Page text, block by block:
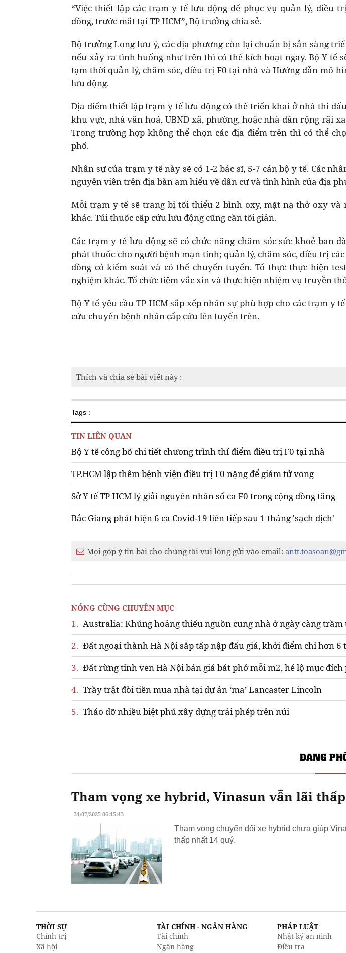
“Việc thiết lập các trạm y tế lưu động để phục vụ quản lý, điều
đồng, trước mắt tại TP HCM”, Bộ trưởng chia sẻ.
Bộ trưởng Long lưu ý, các địa phương còn lại chuẩn bị sẵn sàng
nếu xảy ra tình huống như trên thì có thể kích hoạt ngay. Bộ Y tế
tạm thời quản lý, chăm sóc, điều trị F0 tại nhà và Hướng dẫn mô
lưu động.
Địa điểm thiết lập trạm y tế lưu động có thể triển khai ở nhà thi
khu vực, nhà văn hoá, UBND xã, phường, hoặc nhà dân rộng rãi
Trong trường hợp không thể chọn các địa điểm trên thì có thể
phố.
Nhân sự của trạm y tế này sẽ có 1-2 bác sĩ, 5-7 cán bộ y tế. Các
nguyên viên trên địa bàn am hiểu về dân cư và tình hình của địa
Mỗi trạm y tế sẽ trang bị tối thiểu 2 bình oxy, mặt nạ thở oxy và
khác. Túi thuốc cấp cứu lưu động cũng cần tối giản.
Các trạm y tế lưu động sẽ có chức năng chăm sóc sức khoẻ ban
phát thuốc cho người bệnh mạn tính; quản lý, chăm sóc, điều trị
đồng có kiểm soát và có thể chuyển tuyến. Tổ thực thực hiện
nghiệm khác. Tổ chức tiêm vắc xin và thực hiện nhiệm vụ truyền
Bộ Y tế yêu cầu TP HCM sắp xếp nhân sự phù hợp cho các trạm y
cứu chuyển bệnh nhân cấp cứu lên tuyến trên.
Thích và chia sẻ bài viết này :
Tags :
TIN LIÊN QUAN
Bộ Y tế công bố chi tiết chương trình thí điểm điều trị F0 tại nhà
TP.HCM lập thêm bệnh viện điều trị F0 nặng để giảm tử vong
Sở Y tế TP HCM lý giải nguyên nhân số ca F0 trong cộng đồng tăng
Bắc Giang phát hiện 6 ca Covid-19 liên tiếp sau 1 tháng 'sạch dịch'
Mọi góp ý tin bài cho chúng tôi vui lòng gửi vào email:
NÓNG CÙNG CHUYÊN MỤC
1. Australia: Khủng hoảng thiếu nguồn cung nhà ở ngày càng trầm
2. Đất ngoại thành Hà Nội sắp tấp nập đấu giá, khởi điểm chỉ hơn 6
3. Đất rừng tỉnh ven Hà Nội bán giá bát phở mỗi m2, hé lộ mục đích
4. Trầy trật đòi tiền mua nhà tại dự án ‘ma’ Lancaster Lincoln
5. Tháo dỡ nhiều biệt phủ xây dựng trái phép trên núi
ĐANG
Tham vọng xe hybrid, Vinasun vẫn lãi
31/07/2025 06:15:43
Tham vọng chuyển đổi xe hybrid chưa giúp
thấp nhất 14 quý.
THỜI SỰ
Chính trị
Xã hội
TÀI CHÍNH - NGÂN HÀNG
Tài chính
Ngân hàng
PHÁP LUẬT
Nhật ký an ninh
Điều tra